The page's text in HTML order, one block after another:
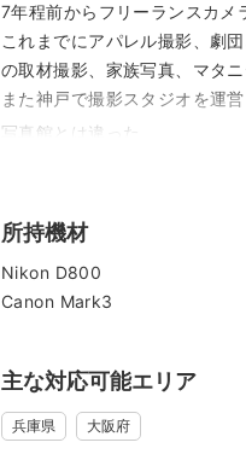
7年程前からフリーランスカメ
これまでにアパレル撮影、劇
の取材撮影、家族写真、マタ
また神戸で撮影スタジオを運
写真館とは違った、
是非ご相談下さい。
女性ならではの感性を活かし
所持機材
Nikon D800
Canon Mark3
主な対応可能エリア
兵庫県 大阪府